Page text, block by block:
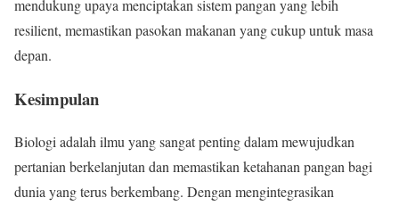
mendukung upaya menciptakan sistem pangan yang lebih
resilient, memastikan pasokan makanan yang cukup untuk masa
depan.
Kesimpulan
Biologi adalah ilmu yang sangat penting dalam mewujudkan
pertanian berkelanjutan dan memastikan ketahanan pangan bagi
dunia yang terus berkembang. Dengan mengintegrasikan